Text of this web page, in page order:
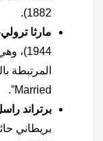
1882).
مارثا
Married”.
برتراند